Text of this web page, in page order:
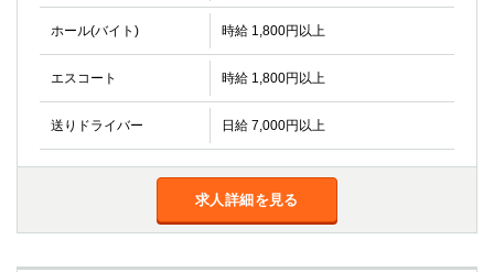
ホール(バイト) 時給 1,800円以上
エスコート 時給 1,800円以上
送りドライバー 日給 7,000円以上
求人詳細を見る
草加
南浦和
所沢
熊谷
獨協大学前＜草加松原＞
北浦和（西口）
春日部
川口
蕨
津田沼